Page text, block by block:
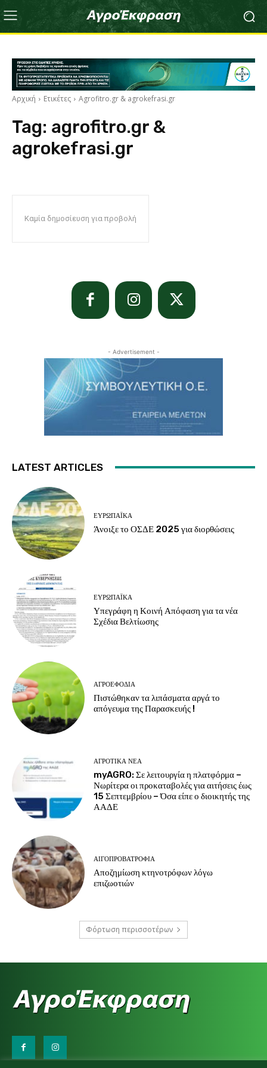
Αρχική Ετικέτες Agrofitro.gr & agrokefrasi.gr
Tag: agrofitro.gr &
agrokefrasi.gr
Καμία δημοσίευση για προβολή
- Advertisement -
LATEST ARTICLES
ΕΥΡΩΠΑΪΚΆ
Άνοιξε το ΟΣΔΕ 2025 για διορθώσεις
ΕΥΡΩΠΑΪΚΆ
Υπεγράφη η Κοινή Απόφαση για τα νέα
Σχέδια Βελτίωσης
ΑΓΡΟΕΦΌΔΙΑ
Πιστώθηκαν τα λιπάσματα αργά το
απόγευμα της Παρασκευής !
ΑΓΡΟΤΙΚΆ ΝΈΑ
myAGRO: Σε λειτουργία η πλατφόρμα –
Νωρίτερα οι προκαταβολές για αιτήσεις έως
15 Σεπτεμβρίου – Όσα είπε ο διοικητής της
ΑΑΔΕ
ΑΙΓΟΠΡΟΒΑΤΡΟΦΊΑ
Αποζημίωση κτηνοτρόφων λόγω
επιζωοτιών
Φόρτωση περισσοτέρων